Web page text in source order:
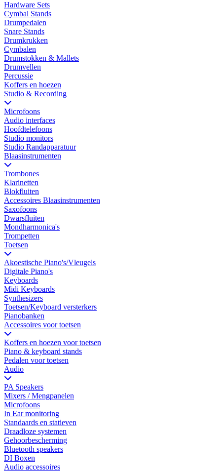
Hardware Sets
Cymbal Stands
Drumpedalen
Snare Stands
Drumkrukken
Cymbalen
Drumstokken & Mallets
Drumvellen
Percussie
Koffers en hoezen
Studio & Recording
Microfoons
Audio interfaces
Hoofdtelefoons
Studio monitors
Studio Randapparatuur
Blaasinstrumenten
Trombones
Klarinetten
Blokfluiten
Accessoires Blaasinstrumenten
Saxofoons
Dwarsfluiten
Mondharmonica's
Trompetten
Toetsen
Akoestische Piano's/Vleugels
Digitale Piano's
Keyboards
Midi Keyboards
Synthesizers
Toetsen/Keyboard versterkers
Pianobanken
Accessoires voor toetsen
Koffers en hoezen voor toetsen
Piano & keyboard stands
Pedalen voor toetsen
Audio
PA Speakers
Mixers / Mengpanelen
Microfoons
In Ear monitoring
Standaards en statieven
Draadloze systemen
Gehoorbescherming
Bluetooth speakers
DI Boxen
Audio accessoires